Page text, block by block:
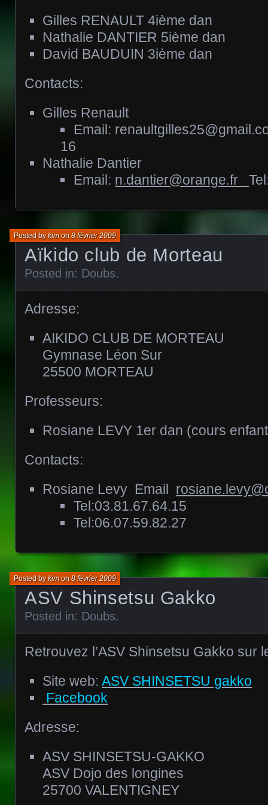
Gilles RENAULT 4ième dan
Nathalie DANTIER 5ième dan
David BAUDUIN 3ième dan
Contacts:
Gilles Renault
Email:
16
Nathalie Dantier
Email: n.dantier@orange.fr
Aïkido club de Morteau
Posted bykimon8 février 2009
Posted in: Doubs.
Adresse:
AIKIDO CLUB DE MORTEAU
Gymnase Léon Sur
25500 MORTEAU
Professeurs:
Rosiane LEVY 1er dan (cours
Contacts:
Rosiane Levy Email
Tel:03.81.67.64.15
Tel:06.07.59.82.27
ASV Shinsetsu Gakko
Posted bykimon8 février 2009
Posted in: Doubs.
Retrouvez l’ASV Shinsetsu Gakko sur
Site web: ASV SHINSETSU gakko
Facebook
Adresse:
ASV SHINSETSU-GAKKO
ASV Dojo des longines
25700 VALENTIGNEY